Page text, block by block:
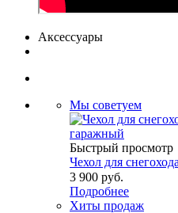
Аксессуары
Мы советуем
Быстрый просмотр
Чехол для
3 900 руб.
Подробнее
Хиты продаж